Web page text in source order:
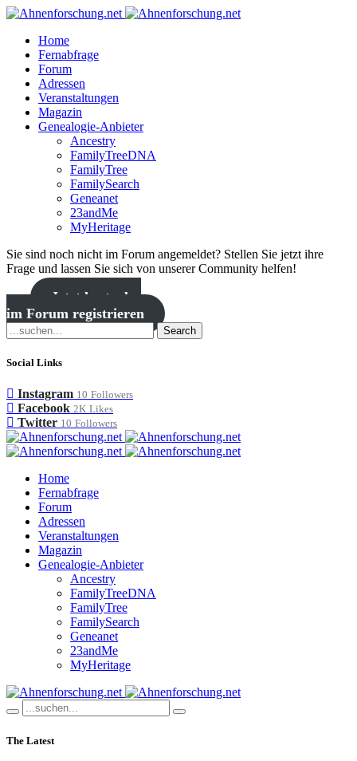
Home
Fernabfrage
Forum
Adressen
Veranstaltungen
Magazin
Genealogie-Anbieter
Ancestry
FamilyTreeDNA
FamilyTree
FamilySearch
Geneanet
23andMe
MyHeritage
Sie sind noch nicht im Forum angemeldet? Stellen Sie jetzt ihre
Frage und lassen Sie sich von unserer Community helfen!
Jetzt kostenlos
im Forum registrieren
Search
Social Links
Instagram 10 Followers
Facebook 2K Likes
Twitter 10 Followers
Home
Fernabfrage
Forum
Adressen
Veranstaltungen
Magazin
Genealogie-Anbieter
Ancestry
FamilyTreeDNA
FamilyTree
FamilySearch
Geneanet
23andMe
MyHeritage
The Latest